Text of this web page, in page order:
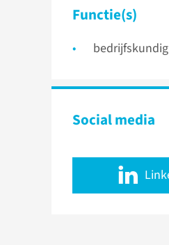
Functie(s)
Social media